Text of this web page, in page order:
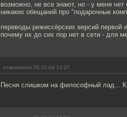
возможно, не все знают, но - у меня
никаких обещаний про "подарочные
переводы режиссёрских версий
почему их до сих пор нет в сети - для
отправлено 25.10.04 13:27
Песня слишком на философный лад...